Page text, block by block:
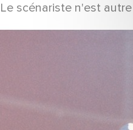
Le scénariste n'est